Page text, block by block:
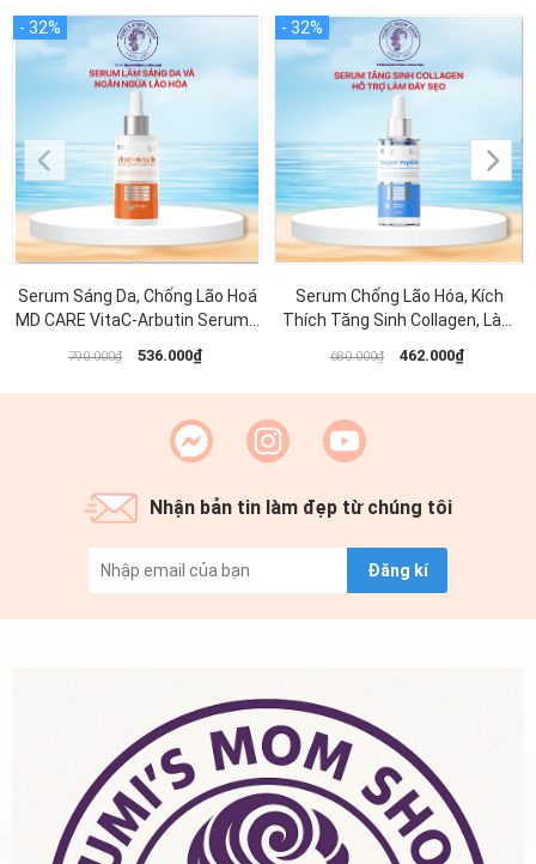
Serum Sáng Da, Chống Lão Hoá
MD CARE VitaC-Arbutin Serum -
30ml
790.000₫ 536.000₫
Serum Chống Lão Hóa, Kích
Thích Tăng Sinh Collagen, Làm
Peptide Serum 30ml
680.000₫ 462.000₫
Nhận bản tin làm đẹp từ chúng tôi
Đăng kí